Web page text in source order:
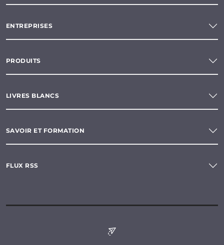
ENTREPRISES
PRODUITS
LIVRES BLANCS
SAVOIR ET FORMATION
FLUX RSS